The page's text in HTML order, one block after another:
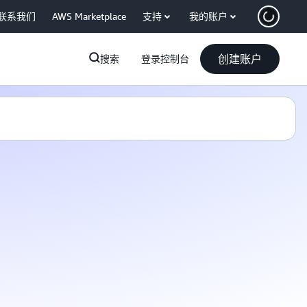
系我们 AWS Marketplace 支持 我的账户
搜索 登录控制台 创建账户